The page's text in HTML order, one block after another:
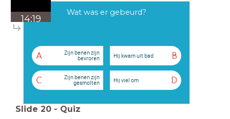
14:19
Wat was er gebeurd?
A
Zijn benen zijn
bevroren
B
Hij kwam uit bad
C
Zijn benen zijn
gesmolten
D
Hij viel om
Slide 20 - Quiz